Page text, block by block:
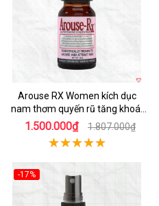
Arouse RX Women kích dục
nam thơm quyến rũ tăng khoái
cảm
1.500.000₫ 1.807.000₫
-17%